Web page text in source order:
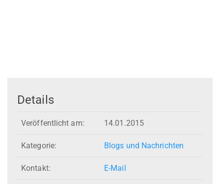
Details
Veröffentlicht am: 14.01.2015
Kategorie: Blogs und Nachrichten
Kontakt: E-Mail